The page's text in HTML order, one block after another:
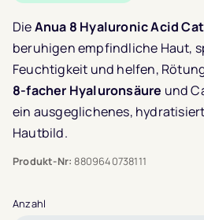
DieAnua 8 Hyaluronic Acid
beruhigen empfindliche Haut,
Feuchtigkeit und helfen,
8-facher Hyaluronsäure und
ein ausgeglichenes,
Hautbild.
Produkt-Nr: 8809640738111
Anzahl